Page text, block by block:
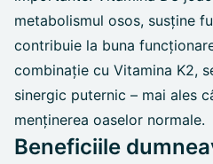
metabolismul osos, susține
contribuie la buna
combinație cu Vitamina K2,
sinergic puternic – mai ales
menținerea oaselor normale.
Beneficiile